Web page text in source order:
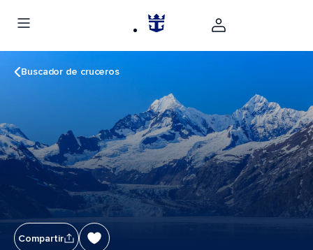
Buscador de cruceros
Compartir